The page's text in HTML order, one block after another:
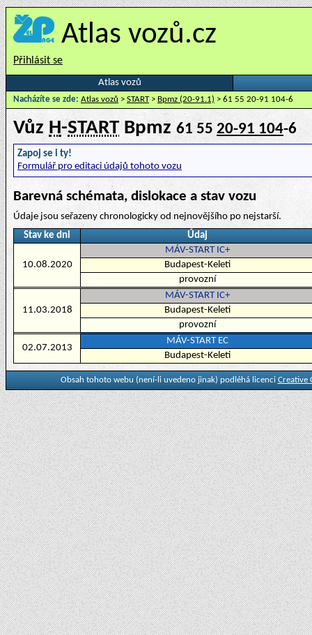
Atlas vozů.cz
Přihlásit se
Atlas vozů
Nacházíte se zde: Atlas vozů > START> Bpmz (20-91.1) > 61 55 20-91 104-6
VůzH-STARTBpmz 61 55 20-91 104-6
Zapoj se i ty!
Formulář pro editaci údajů tohoto vozu
Barevná schémata, dislokace a stav vozu
Údaje jsou seřazeny chronologicky od nejnovějšího po nejstarší.
Stav ke dni
Údaj
10.08.2020
MÁV-START IC+
Budapest-Keleti
provozní
11.03.2018
MÁV-START IC+
Budapest-Keleti
provozní
02.07.2013
MÁV-START EC
Budapest-Keleti
Obsah tohoto webu (není-li uvedeno jinak) podléhá licenci Creative